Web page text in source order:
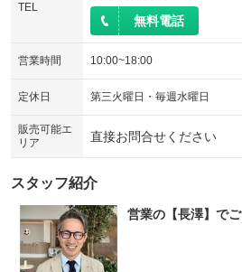
TEL
無料電話
営業時間 10:00~18:00
定休日 第三火曜日・毎週水曜日
販売可能エ
リア
直接お問合せください
スタッフ紹介
営業の【長澤】で